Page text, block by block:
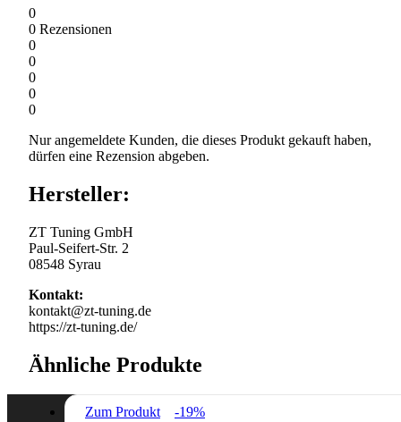
0
0 Rezensionen
0
0
0
0
0
Nur angemeldete Kunden, die dieses Produkt gekauft haben,
dürfen eine Rezension abgeben.
Hersteller:
ZT Tuning GmbH
Paul-Seifert-Str. 2
08548 Syrau
Kontakt:
kontakt@zt-tuning.de
https://zt-tuning.de/
Ähnliche Produkte
Zum Produkt -19%